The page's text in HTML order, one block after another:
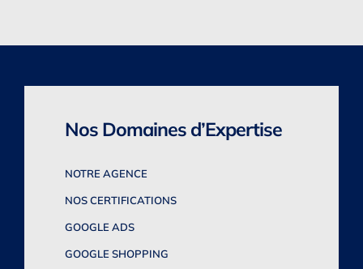
Nos Domaines d’Expertise
NOTRE AGENCE
NOS CERTIFICATIONS
GOOGLE ADS
GOOGLE SHOPPING